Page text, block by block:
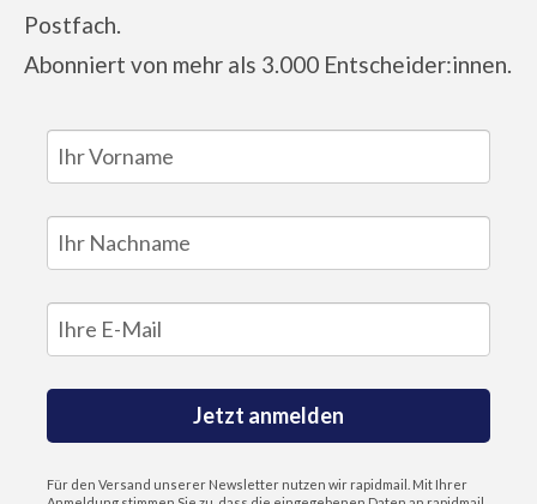
Postfach.
Abonniert von mehr als 3.000 Entscheider:innen.
Jetzt anmelden
Für den Versand unserer Newsletter nutzen wir rapidmail. Mit Ihrer